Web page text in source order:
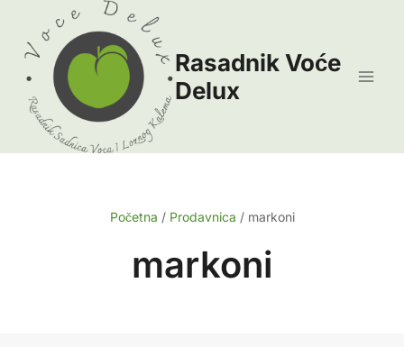
content
Rasadnik Voće
Delux
Početna / Prodavnica / markoni
markoni